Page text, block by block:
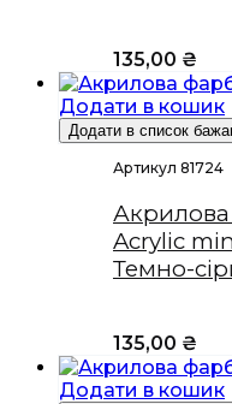
135,00 ₴
Додати в кошик
Додати в список
Артикул 81724
Acrylic
Темно-
135,00 ₴
Додати в кошик